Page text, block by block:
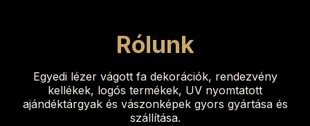
Rólunk
Egyedi lézer vágott fa dekorációk, rendezvény
kellékek, logós termékek, UV nyomtatott
ajándéktárgyak és vászonképek gyors gyártása és
szállítása.